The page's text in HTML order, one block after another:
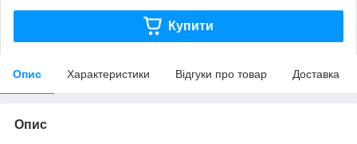
Купити
Опис Характеристики Відгуки про товар Доставка
Опис